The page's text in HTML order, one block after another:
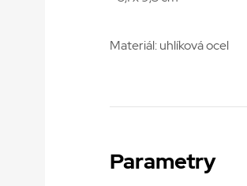
Materiál: uhlíková ocel
Parametry